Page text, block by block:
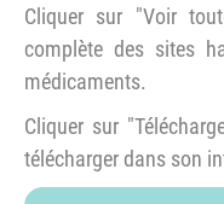
Cliquer sur "Voir
complète des sites
médicaments.
Cliquer sur
télécharger dans son